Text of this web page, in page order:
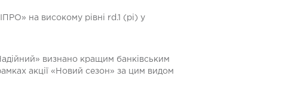
на високому рівні rd.1 (pi) у
визнано кращим банківським
акції «Новий сезон» за цим видом